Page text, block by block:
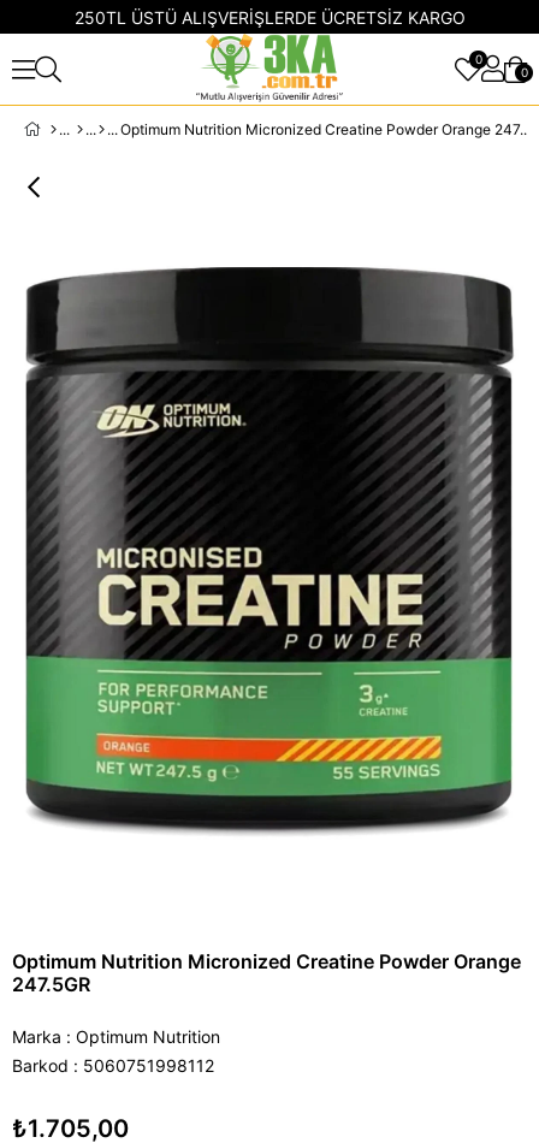
250TL ÜSTÜ ALIŞVERİŞLERDE ÜCRETSİZ KARGO
0
0
Optimum Nutrition Micronized Creatine Powder Orange 247.5GR
Optimum Nutrition Micronized Creatine Powder Orange
247.5GR
Marka : Optimum Nutrition
Barkod : 5060751998112
₺1.705,00